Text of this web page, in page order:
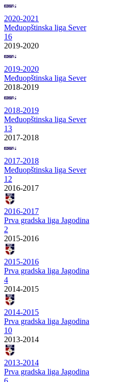
2020-2021
Međuopštinska liga Sever
16
2019-2020
2019-2020
Međuopštinska liga Sever
2018-2019
2018-2019
Međuopštinska liga Sever
13
2017-2018
2017-2018
Međuopštinska liga Sever
12
2016-2017
2016-2017
Prva gradska liga Jagodina
2
2015-2016
2015-2016
Prva gradska liga Jagodina
4
2014-2015
2014-2015
Prva gradska liga Jagodina
10
2013-2014
2013-2014
Prva gradska liga Jagodina